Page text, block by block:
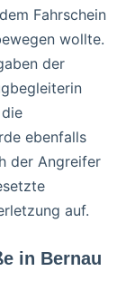
Fahrschein
wollte.
der
ebenfalls
der Angreifer
auf.
in Bernau